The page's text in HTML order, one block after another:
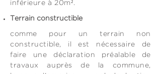
inférieure à 20m².
Terrain constructible
comme pour un terrain non
constructible, il est nécessaire de
faire une déclaration préalable de
travaux auprès de la commune,